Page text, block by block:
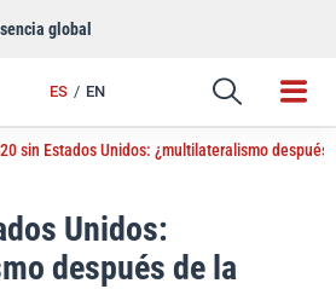
global
ES EN
Enlace
sin Estados Unidos: ¿multilateralismo
Unidos:
después de la